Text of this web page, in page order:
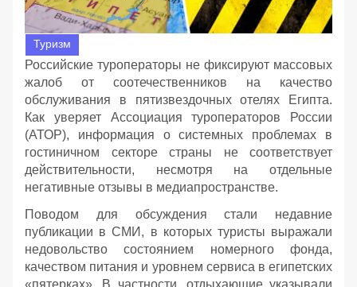
Туризм
Российские туроператоры не фиксируют массовых
жалоб от соотечественников на качество
обслуживания в пятизвездочных отелях Египта.
Как уверяет Ассоциация туроператоров России
(АТОР), информация о системных проблемах в
гостиничном секторе страны не соответствует
действительности, несмотря на отдельные
негативные отзывы в медиапространстве.
Поводом для обсуждения стали недавние
публикации в СМИ, в которых туристы выражали
недовольство состоянием номерного фонда,
качеством питания и уровнем сервиса в египетских
«пятерках». В частности, отдыхающие указывали